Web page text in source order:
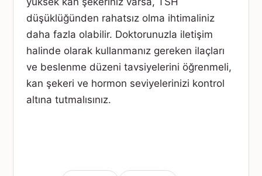
düşüklüğünden rahatsız olma ihtimaliniz
daha fazla olabilir. Doktorunuzla iletişim
halinde olarak kullanmanız gereken ilaçları
ve beslenme düzeni tavsiyelerini öğrenmeli,
kan şekeri ve hormon seviyelerinizi kontrol
altına tutmalısınız.